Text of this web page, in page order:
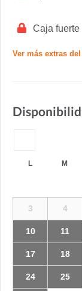
Caja fuerte
Ver más extras
L M
3 4
10 11
17 18
24 25